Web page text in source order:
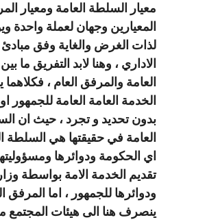
معيار السلطة العامة ومعيار
المعيارين وجهان لعملة واحدة
لذات الغرض والغاية وفق مبادئ
الاداري ، وهنا لابد التفريق ما
العامة والمرفق العام ، فكلاهما
الخدمة العامة العامة للجمهور او
بدون تحديد و تجرد ، حيث ان
العامة في حقيقتها هي السلطة
اي الحكومة ودوائرها
تقديم الخدمة الامة بواسطة
ودوائرها للجمهور ، اما المرفق
ينصرف هنا الى هيئات المجتمع